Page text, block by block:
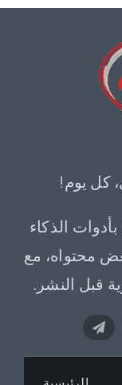
كل يوم!
الذكاء
محتواه، مع
قبل النشر.